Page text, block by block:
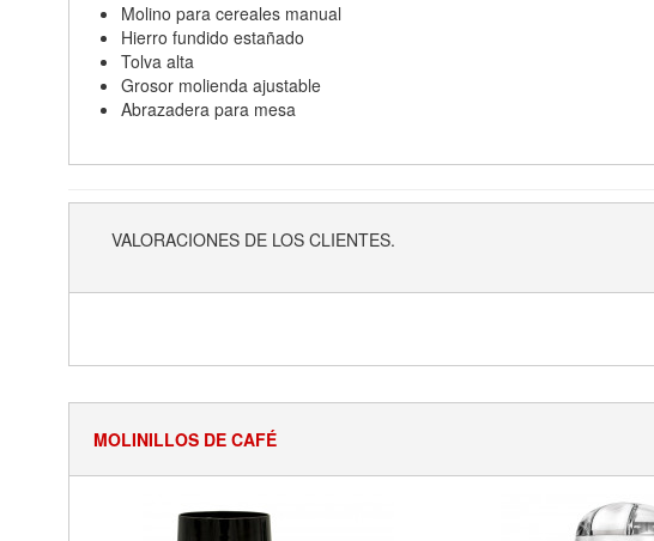
Molino para cereales manual
Hierro fundido estañado
Tolva alta
Grosor molienda ajustable
Abrazadera para mesa
VALORACIONES DE LOS CLIENTES.
MOLINILLOS DE CAFÉ